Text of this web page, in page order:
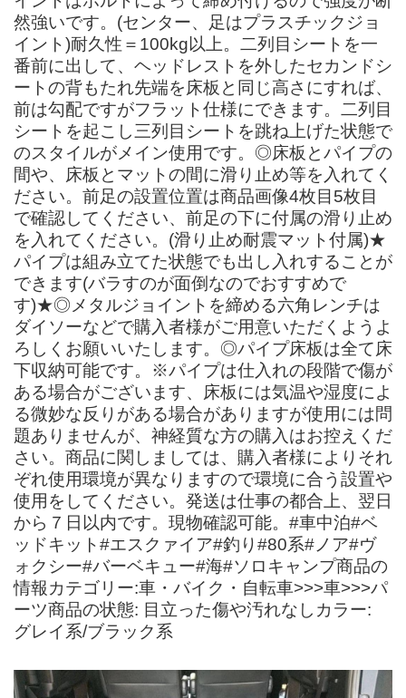
然強いです。(センター、足はプラスチックジョ
イント)耐久性＝100kg以上。二列目シートを一
番前に出して、ヘッドレストを外したセカンドシ
ートの背もたれ先端を床板と同じ高さにすれば、
前は勾配ですがフラット仕様にできます。二列目
シートを起こし三列目シートを跳ね上げた状態で
のスタイルがメイン使用です。◎床板とパイプの
間や、床板とマットの間に滑り止め等を入れてく
ださい。前足の設置位置は商品画像4枚目5枚目
で確認してください、前足の下に付属の滑り止め
を入れてください。(滑り止め耐震マット付属)★
パイプは組み立てた状態でも出し入れすることが
できます(バラすのが面倒なのでおすすめで
す)★◎メタルジョイントを締める六角レンチは
ダイソーなどで購入者様がご用意いただくようよ
ろしくお願いいたします。◎パイプ床板は全て床
下収納可能です。※パイプは仕入れの段階で傷が
ある場合がございます、床板には気温や湿度によ
る微妙な反りがある場合がありますが使用には問
題ありませんが、神経質な方の購入はお控えくだ
さい。商品に関しましては、購入者様によりそれ
ぞれ使用環境が異なりますので環境に合う設置や
使用をしてください。発送は仕事の都合上、翌日
から７日以内です。現物確認可能。#車中泊#ベ
ッドキット#エスクァイア#釣り#80系#ノア#ヴ
ォクシー#バーベキュー#海#ソロキャンプ商品の
情報カテゴリー:車・バイク・自転車>>>車>>>パ
ーツ商品の状態: 目立った傷や汚れなしカラー:
グレイ系/ブラック系